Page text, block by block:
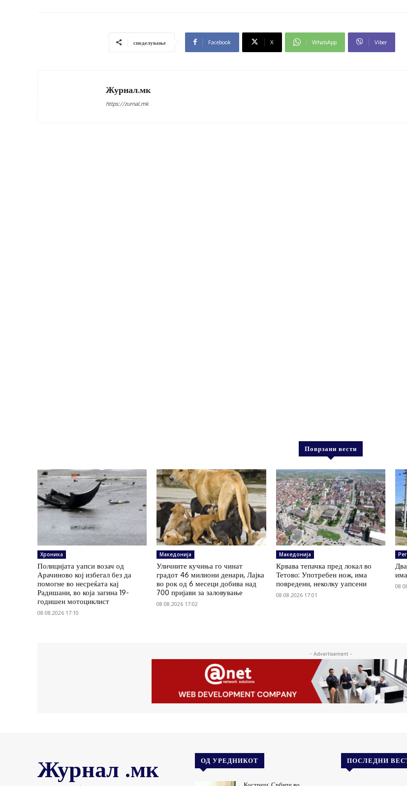
споделување Facebook X WhatsApp Viber
Журнал.мк
https://zurnal.mk
Поврзани вести
Хроника
Полицијата уапси возач од
Арачиново кој избегал без да
помогне во несреќата кај
Радишани, во која загина 19-
годишен мотоциклист
08.08.2026 17:10
Македонија
Уличните кучиња го чинат
градот 46 милиони денари, Лајка
во рок од 6 месеци добива над
700 пријави за заловување
08.08.2026 17:02
Македонија
Крвава тепачка пред локал во
Тетово: Употребен нож, има
повредени, неколку уапсени
08.08.2026 17:01
- Advertisement -
Журнал .мк ОД УРЕДНИКОТ ПОСЛЕДНИ